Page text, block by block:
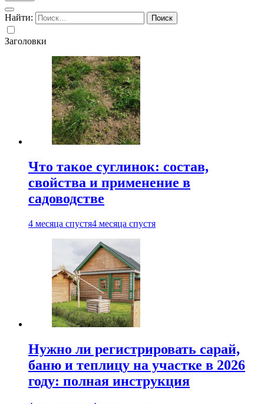
Найти:
Заголовки
Что такое суглинок: состав,
свойства и применение в
садоводстве
4 месяца спустя4 месяца спустя
Нужно ли регистрировать сарай,
баню и теплицу на участке в 2026
году: полная инструкция